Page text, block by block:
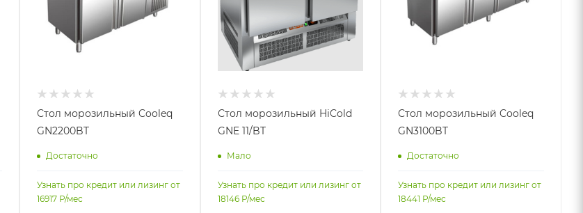
Стол морозильный Cooleq
GN2200BT
Достаточно
Узнать про кредит или лизинг от
16917Р/мес
Стол морозильный HiCold
GNE 11/BT
Мало
Узнать про кредит или лизинг от
18146Р/мес
Стол морозильный Cooleq
GN3100BT
Достаточно
Узнать про кредит или лизинг от
18441 Р/мес